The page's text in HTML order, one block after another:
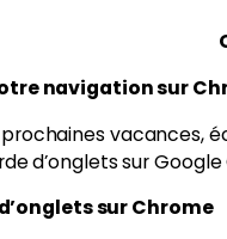
navigation sur
vacances,
d’onglets sur
sur Chrome